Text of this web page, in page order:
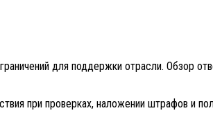
для поддержки отрасли. Обзор
при проверках, наложении штрафов и